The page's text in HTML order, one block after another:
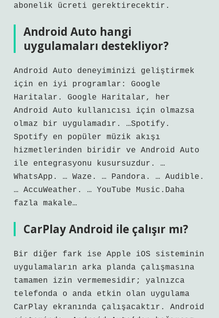
abonelik ücreti gerektirecektir.
Android Auto hangi
uygulamaları destekliyor?
Android Auto deneyiminizi geliştirmek
için en iyi programlar: Google
Haritalar. Google Haritalar, her
Android Auto kullanıcısı için olmazsa
olmaz bir uygulamadır. …Spotify.
Spotify en popüler müzik akışı
hizmetlerinden biridir ve Android Auto
ile entegrasyonu kusursuzdur. …
WhatsApp. … Waze. … Pandora. … Audible.
… AccuWeather. … YouTube Music.Daha
fazla makale…
CarPlay Android ile çalışır mı?
Bir diğer fark ise Apple iOS sisteminin
uygulamaların arka planda çalışmasına
tamamen izin vermemesidir; yalnızca
telefonda o anda etkin olan uygulama
CarPlay ekranında çalışacaktır. Android